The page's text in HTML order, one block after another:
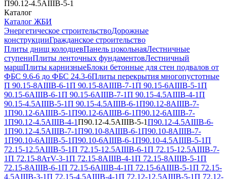
П90.12-4.5АIIIВ-5-1
Каталог
Каталог ЖБИ
Энергетическое строительствоДорожные
конструкцииГражданское строительство
Плиты днищ колодцевПанель цокольнаяЛестничные
ступениПлиты ленточных фундаментовЛестничный
маршПлиты карнизныеБлоки бетонные для стен подвалов от
ФБС 9.6-6 до ФБС 24.3-6Плиты перекрытия многопустотные
П 90.15-8АIIIВ-6-1П 90.15-8АIIIВ-7-1П 90.15-6АIIIВ-5-1П
90.15-6АIIIВ-6-1П 90.15-6АIIIВ-7-1П 90.15-4.5АIIIВ-4-1П
90.15-4.5АIIIВ-5-1П 90.15-4.5АIIIВ-6-1П90.12-8АIIIВ-7-
1П90.12-6АIIIВ-5-1П90.12-6АIIIВ-6-1П90.12-6АIIIВ-7-
1П90.12-4.5АIIIВ-4-1П90.12-4.5АIIIВ-5-1П90.12-4.5АIIIВ-6-
1П90.12-4.5АIIIВ-7-1П90.10-8АIIIВ-6-1П90.10-8АIIIВ-7-
1П90.10-6АIIIВ-5-1П90.10-6АIIIВ-6-1П90.10-4.5АIIIВ-5-1П
72.15-12.5АIIIВ-5-1П 72.15-12.5АIIIВ-6-1П 72.15-12.5АIIIВ-7-
1П 72.15-8АтV-3-1П 72.15-8АIIIВ-4-1П 72.15-8АIIIВ-5-1П
72.15-8АIIIВ-6-1П 72.15-6АIIIВ-4-1П 72.15-6АIIIВ-5-1П 72.15-
4.5АIIIВ-3-1П 72.15-4.5АIIIВ-4-1П 72.12-12.5АIIIВ-5-1П 72.12-